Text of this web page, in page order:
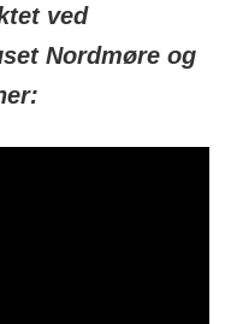
ved
Nordmøre og